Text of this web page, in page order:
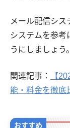
メール配信シ
システムを参考
うにしましょう。
関連記事：
【
能・料金を徹底